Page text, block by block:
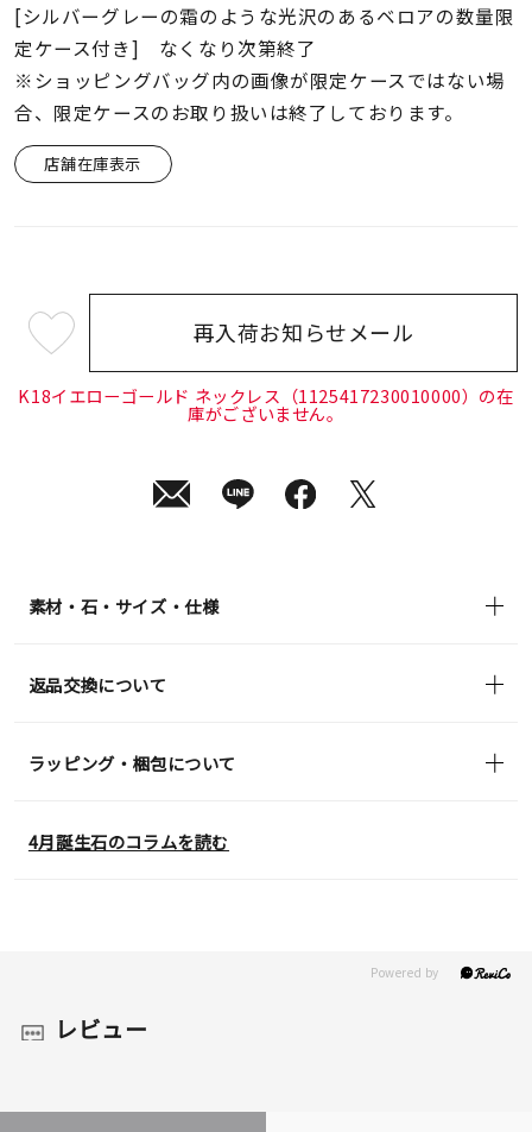
在庫 在庫ありのみ すべて表示
[シルバーグレーの霜のような光沢のあるベロアの数量限
定ケース付き] なくなり次第終了
※ショッピングバッグ内の画像が限定ケースではない場
合、限定ケースのお取り扱いは終了しております。
店舗在庫表示
¥143,000 (tax
in)
再入荷お知らせメール
K18イエローゴールド ネックレス（1125417230010000）の在
庫がございません。
素材・石・サイズ・仕様
返品交換について
ラッピング・梱包について
4月誕生石のコラムを読む
レビュー